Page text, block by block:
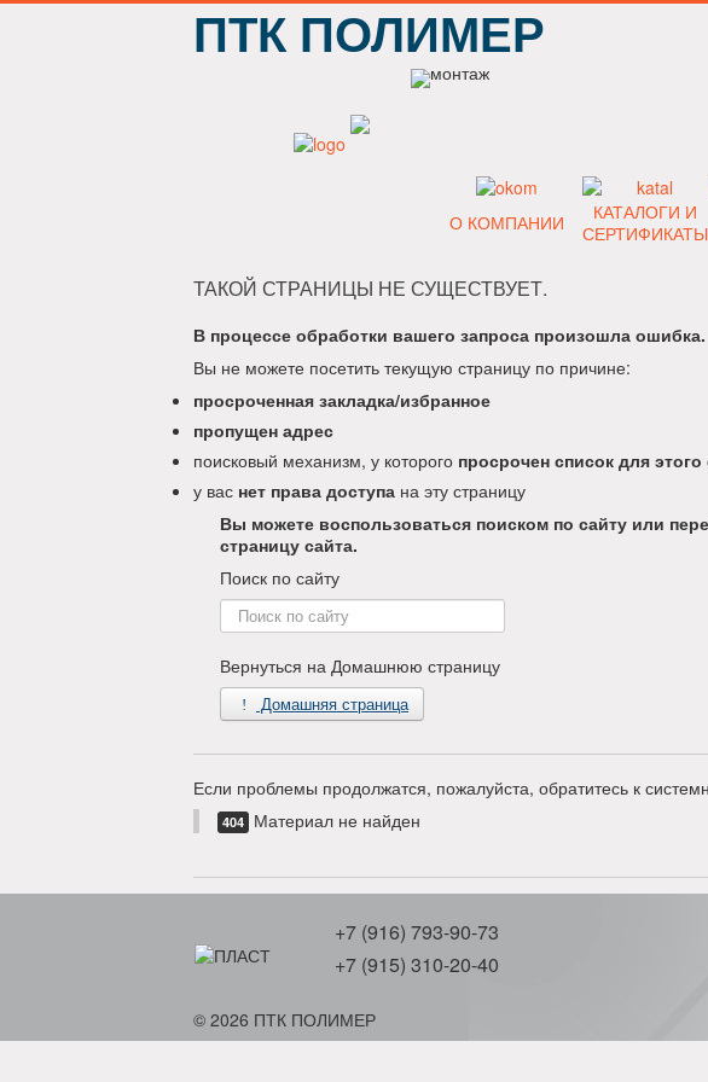
ПТК ПОЛИМЕР
О КОМПАНИИ
КАТАЛОГИ И
СЕРТИФИКАТЫ
ТАКОЙ СТРАНИЦЫ НЕ СУЩЕСТВУЕТ.
В процессе обработки вашего запроса произошла ошибка.
Вы не можете посетить текущую страницу по причине:
просроченная закладка/избранное
пропущен адрес
поисковый механизм, у которого просрочен список для этого
у вас нет права доступа на эту страницу
Вы можете воспользоваться поиском по сайту или
страницу сайта.
Поиск по сайту
Поиск
по
Вернуться на Домашнюю страницу
Домашняя страница
Если проблемы продолжатся, пожалуйста, обратитесь к
404 Материал не найден
+7 (916) 793-90-73
+7 (915) 310-20-40
© 2026 ПТК ПОЛИМЕР